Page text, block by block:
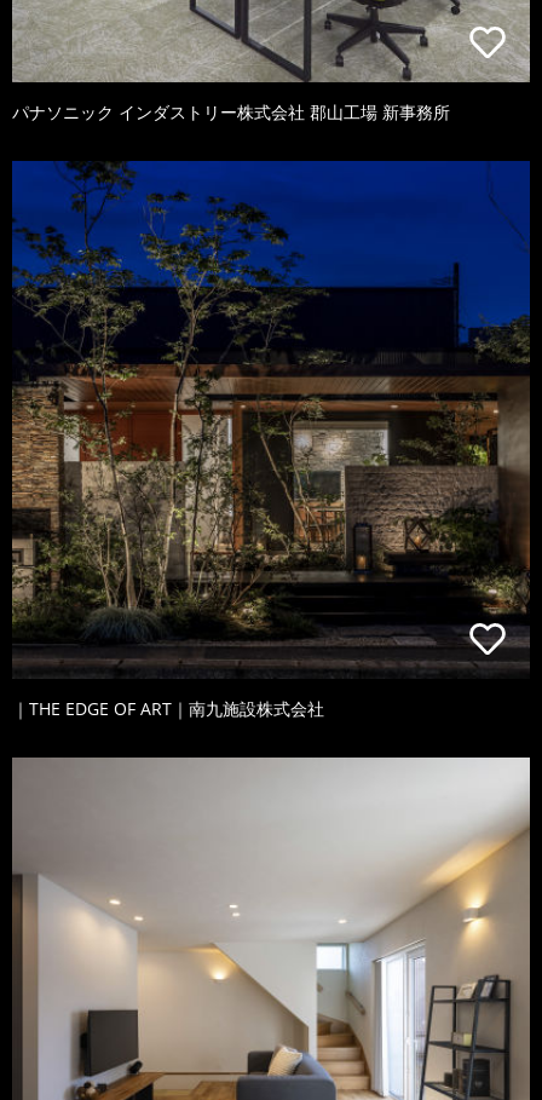
パナソニック インダストリー株式会社 郡山工場 新事務所
｜THE EDGE OF ART｜南九施設株式会社